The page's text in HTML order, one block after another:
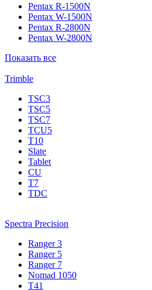
Pentax R-1500N
Pentax W-1500N
Pentax R-2800N
Pentax W-2800N
Показать все
Trimble
TSC3
TSC5
TSC7
TCU5
T10
Slate
Tablet
CU
T7
TDC
Spectra Precision
Ranger 3
Ranger 5
Ranger 7
Nomad 1050
T41